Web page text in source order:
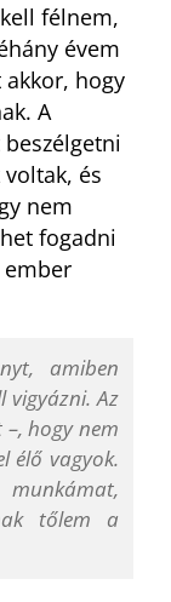
félnem,
évem
hogy
A
voltak, és
nem
fogadni
ember
amiben
vigyázni. Az
hogy nem
élő vagyok.
tőlem a